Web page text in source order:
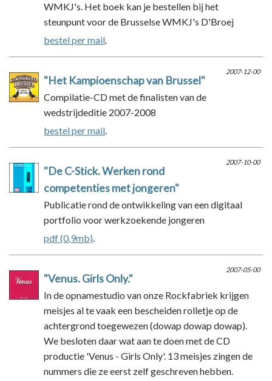
WMKJ's. Het boek kan je bestellen bij het
steunpunt voor de Brusselse WMKJ's D'Broej
bestel per mail.
2007-12-00
"Het Kampioenschap van Brussel"
Compilatie-CD met de finalisten van de
wedstrijdeditie 2007-2008
bestel per mail.
2007-10-00
"De C-Stick. Werken rond
competenties met jongeren"
Publicatie rond de ontwikkeling van een digitaal
portfolio voor werkzoekende jongeren
pdf (0,9mb).
2007-05-00
"Venus. Girls Only."
In de opnamestudio van onze Rockfabriek krijgen
meisjes al te vaak een bescheiden rolletje op de
achtergrond toegewezen (dowap dowap dowap).
We besloten daar wat aan te doen met de CD
productie 'Venus - Girls Only'. 13 meisjes zingen de
nummers die ze eerst zelf geschreven hebben.